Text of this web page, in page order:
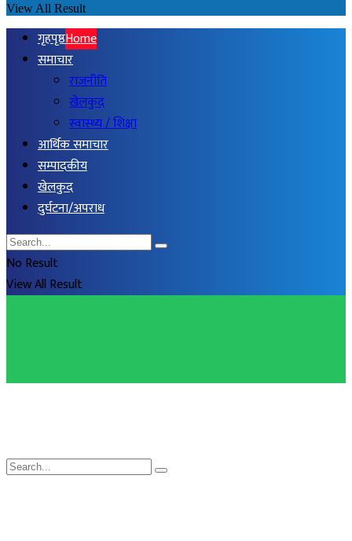
View All Result
गृहपृष्ठHome
समाचार
राजनीति
खेलकुद
स्वास्थ्य / शिक्षा
आर्थिक समाचार
सम्पादकीय
खेलकुद
दुर्घटना/अपराध
No Result
View All Result